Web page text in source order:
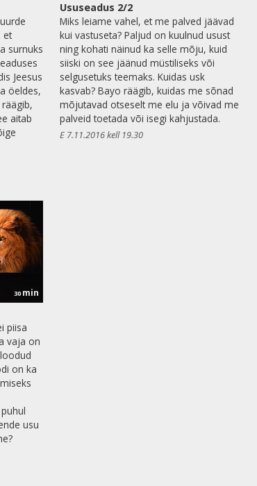
et
surnuks
Jeesus
öeldes,
aitab
Ususeadus 2/2
Miks leiame vahel, et me palved jäävad
kui vastuseta? Paljud on kuulnud usust
ning kohati näinud ka selle mõju, kuid
siiski on see jäänud müstiliseks või
selgusetuks teemaks. Kuidas usk
kasvab? Bayo räägib, kuidas me sõnad
mõjutavad otseselt me elu ja võivad me
palveid toetada või isegi kahjustada.
E 7.11.2016 kell 19.30
30 min
piisa
vaja on
on ka
usu